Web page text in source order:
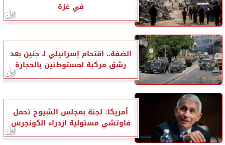
في غزة
الضفة.. اقتحام إسرائيلي لـ جنين بعد
رشق مركبة لمستوطنين بالحجارة
أمريكا: لجنة بمجلس الشيوخ تحمل
فاوتشي مسئولية ازدراء الكونجرس